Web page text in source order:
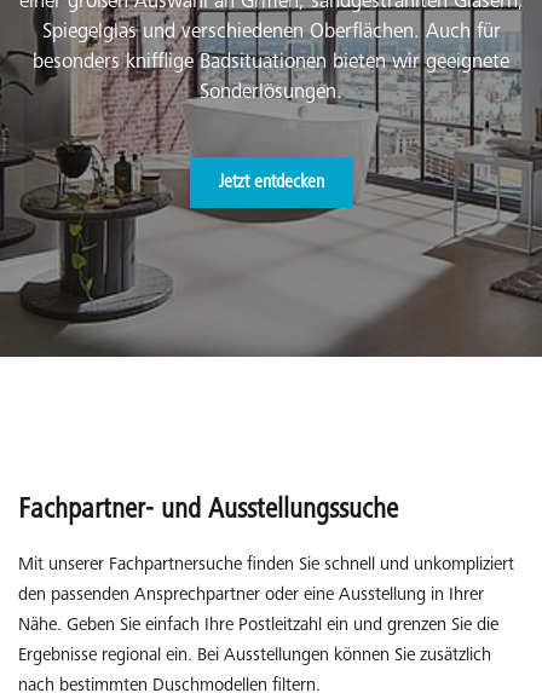
Spiegelglas und verschiedenen Oberflächen. Auch für
besonders knifflige Badsituationen bieten wir geeignete
Sonderlösungen.
Jetzt entdecken
Fachpartner- und Ausstellungssuche
Mit unserer Fachpartnersuche finden Sie schnell und unkompliziert
den passenden Ansprechpartner oder eine Ausstellung in Ihrer
Nähe. Geben Sie einfach Ihre Postleitzahl ein und grenzen Sie die
Ergebnisse regional ein. Bei Ausstellungen können Sie zusätzlich
nach bestimmten Duschmodellen filtern.